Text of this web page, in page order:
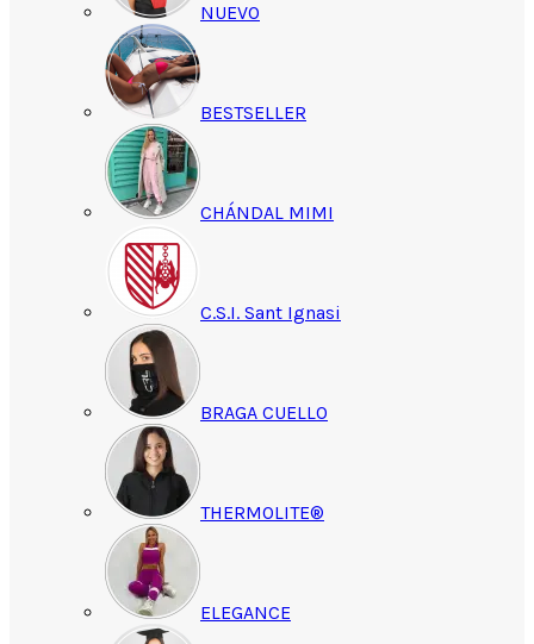
NUEVO
BESTSELLER
CHÁNDAL MIMI
C.S.I. Sant Ignasi
BRAGA CUELLO
THERMOLITE®
ELEGANCE